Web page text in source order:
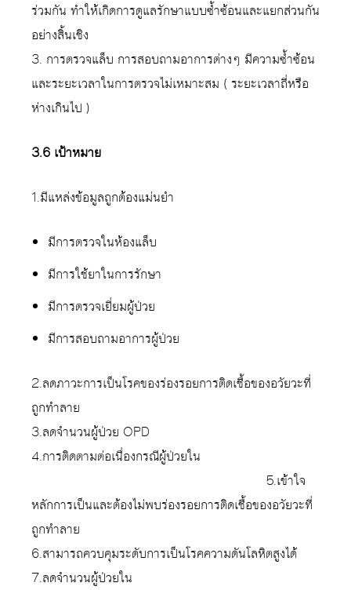
ร่วมกัน ทำให้เกิดการดูแลรักษาแบบซ้ำซ้อนและแยกส่วนกัน
อย่างสิ้นเชิง
3. การตรวจแล็บ การสอบถามอาการต่างๆ มีความซ้ำซ้อน
และระยะเวลาในการตรวจไม่เหมาะสม ( ระยะเวลาถี่หรือ
ห่างเกินไป )
3.6 เป้าหมาย
1.มีแหล่งข้อมูลถูกต้องแม่นยำ
มีการตรวจในห้องแล็บ
มีการใช้ยาในการรักษา
มีการตรวจเยี่ยมผู้ป่วย
มีการสอบถามอาการผู้ป่วย
2.ลดภาวะการเป็นโรคของร่องรอยการติดเชื้อของอวัยวะที่
ถูกทำลาย
3.ลดจำนวนผู้ป่วย OPD
4.การติดตามต่อเนื่องกรณีผู้ป่วยใน
5.เข้าใจ
หลักการเป็นและต้องไม่พบร่องรอยการติดเชื้อของอวัยวะที่
ถูกทำลาย
6.สามารถควบคุมระดับการเป็นโรคความดันโลหิตสูงได้
7.ลดจำนวนผู้ป่วยใน